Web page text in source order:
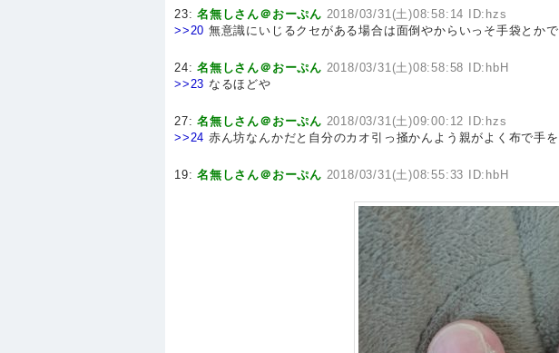
23:名無しさん＠おーぷん 2018/03/31(土)08:58:14 ID:hzs
>>20 無意識にいじるクセがある場合は面倒やからいっそ手袋とか
24:名無しさん＠おーぷん 2018/03/31(土)08:58:58 ID:hbH
>>23 なるほどや
27:名無しさん＠おーぷん 2018/03/31(土)09:00:12 ID:hzs
>>24 赤ん坊なんかだと自分のカオ引っ掻かんよう親がよく布で手
19:名無しさん＠おーぷん 2018/03/31(土)08:55:33 ID:hbH